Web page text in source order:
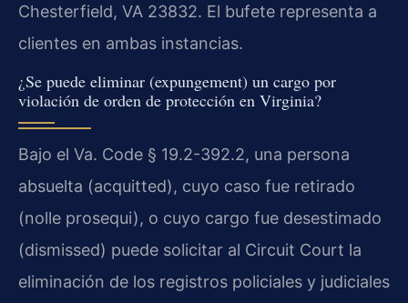
Chesterfield, VA 23832. El bufete representa a
clientes en ambas instancias.
¿Se puede eliminar (expungement) un cargo por
violación de orden de protección en Virginia?
Bajo el Va. Code § 19.2-392.2, una persona
absuelta (acquitted), cuyo caso fue retirado
(nolle prosequi), o cuyo cargo fue desestimado
(dismissed) puede solicitar al Circuit Court la
eliminación de los registros policiales y judiciales